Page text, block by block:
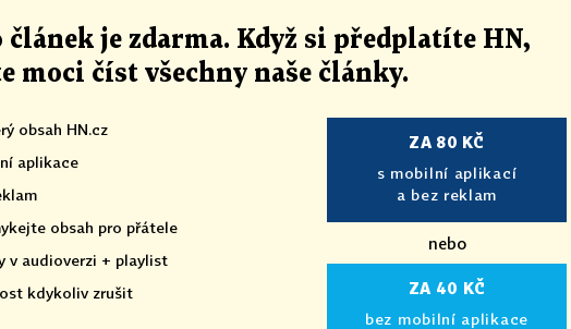
článek je zdarma. Když si předplatíte HN,
moci číst všechny naše články.
obsah HN.cz
aplikace
obsah pro přátele
v audioverzi + playlist
kdykoliv zrušit
ZA 80 KČ
s mobilní aplikací
a bez reklam
nebo
ZA 40 KČ
bez mobilní aplikace